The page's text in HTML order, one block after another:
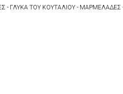
- ΓΛΥΚΑ ΤΟΥ ΚΟΥΤΑΛΙΟΥ - ΜΑΡΜΕΛΑΔΕΣ -